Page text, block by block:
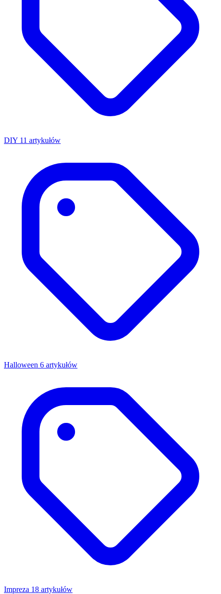
DIY 11 artykułów
Halloween 6 artykułów
Impreza 18 artykułów